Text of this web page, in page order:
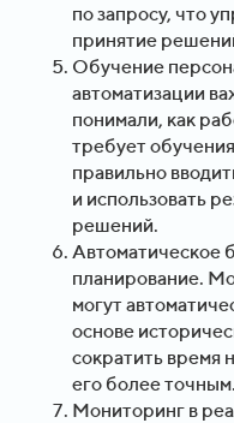
по запросу, что
принятие
Обучение
автоматизации
понимали, как
требует
правильно
и использовать
решений.
Автоматическое
планирование.
могут
основе
сократить время
его более точным.
Мониторинг в